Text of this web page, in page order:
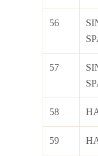
56
57
58
59